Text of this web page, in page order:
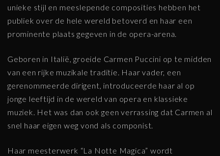
unieke stijl en meeslepende composities hebben het
publiek over de hele wereld betoverd en haar een
prominente plaats gegeven in de opera-arena.
Geboren in Italië, groeide Carmen Puccini op te midden
van een rijke muzikale traditie. Haar vader, een
gerenommeerde dirigent, introduceerde haar al op
jonge leeftijd in de wereld van opera en klassieke
muziek. Het was dan ook geen verrassing dat Carmen al
snel haar eigen weg vond als componist.
Haar meesterwerk “La Notte Magica” wordt